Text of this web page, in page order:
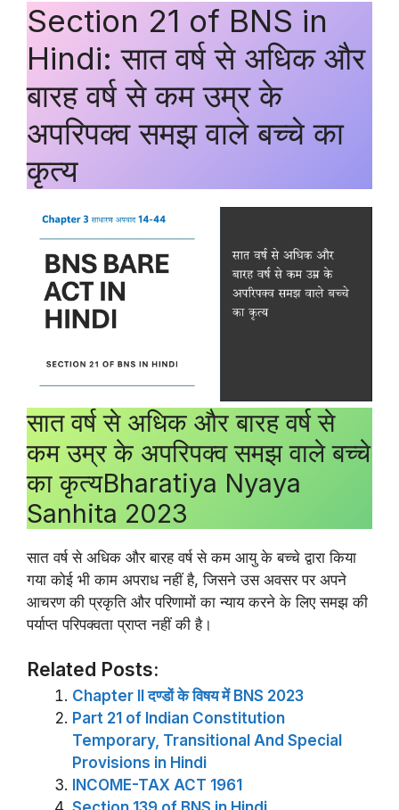
Section 21 of BNS in
Hindi: सात वर्ष से अधिक और
बारह वर्ष से कम उम्र के
अपरिपक्व समझ वाले बच्चे का
कृत्य
सात वर्ष से अधिक और बारह वर्ष से
कम उम्र के अपरिपक्व समझ वाले बच्चे
का कृत्यBharatiya Nyaya
Sanhita 2023
सात वर्ष से अधिक और बारह वर्ष से कम आयु के बच्चे द्वारा किया
गया कोई भी काम अपराध नहीं है, जिसने उस अवसर पर अपने
आचरण की प्रकृति और परिणामों का न्याय करने के लिए समझ की
पर्याप्त परिपक्वता प्राप्त नहीं की है।
Related Posts:
Chapter II दण्डों के विषय में BNS 2023
Part 21 of Indian Constitution
Temporary, Transitional And Special
Provisions in Hindi
INCOME-TAX ACT 1961